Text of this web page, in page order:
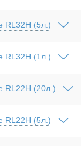
RL32H (5л.)
RL32H (1л.)
RL22H (20л.)
RL22H (5л.)